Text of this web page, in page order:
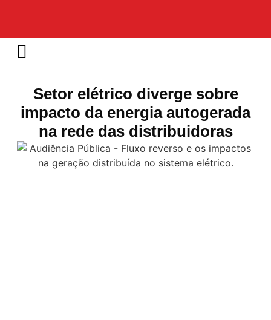
Setor elétrico diverge sobre
impacto da energia autogerada
na rede das distribuidoras